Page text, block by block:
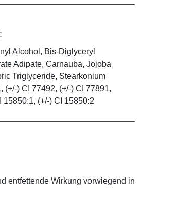
Alcohol, Bis-Diglyceryl
Adipate, Carnauba, Jojoba
Triglyceride, Stearkonium
(+/-) CI 77492, (+/-) CI 77891,
15850:1, (+/-) CI 15850:2
entfettende Wirkung vorwiegend in